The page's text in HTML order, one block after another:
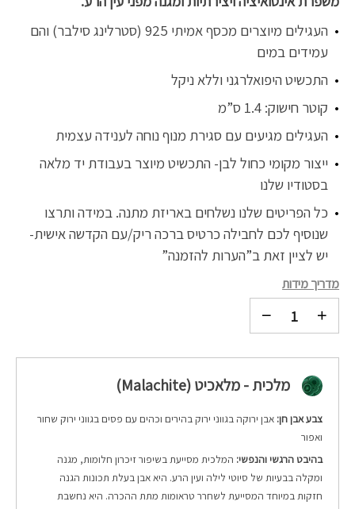
העגילים מיוצרים מכסף אמיתי 925 (סטרלינג סילבר) והם
עמידים במים
התכשיט היפואלרגני וללא ניקל
קוטר חישוק: 1.4 ס”מ
העגילים מגיעים עם סגירת מנוף נוחה לענידה עצמית
ייצור מקומי כחול לבן- התכשיט מיוצר בעבודת יד מלאה
בסטודיו שלנו
כל הפריטים שלנו נשלחים באריזת מתנה. במידה ותרצו
שנוסיף לכם לחבילה כרטיס ברכה ריק/עם הקדשה אישית-
יש לציין זאת ב”הערות להזמנה”
מדריך מידות
מלכית - מלאכיט (Malachite)
צבע אבן חן: אבן ירוקה בגווני ירוק בהירים וכהים עם פסים בגווני ירוק שחור
ואפור
בהיבט הרגשי והנפשי: המלכית מסייעת בשיפור זיכרון חלומות, מגנה
ומקלה בבעיות של סיוטי לילה ועין הרע. היא אבן בעלת תכונות הגנה
חזקות במיוחד המסייעת לשחרר טראומות מתת ההכרה. היא נחשבת